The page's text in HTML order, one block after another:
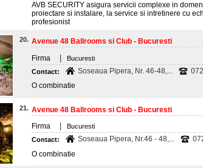
AVB SECURITY asigura servicii complexe in
proiectare si instalare, la service si intretinere cu
profesionist
20. Avenue 48 Ballrooms si Club - Bucuresti
Firma
Bucuresti
Contact:
Soseaua Pipera, Nr. 46-48,...
O combinatie
21. Avenue 48 Ballrooms si Club - Bucuresti
Firma
Bucuresti
Contact:
Soseaua Pipera, Nr.46 - 48,...
O combinatie